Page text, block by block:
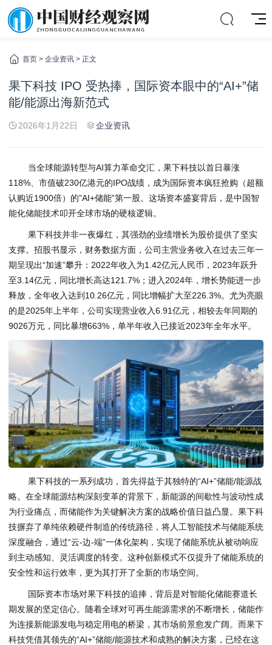
首页 > 企业资讯 > 正文
果下科技 IPO 受热捧，国际资本眼中的“AI+”储
能/能源出海新范式
2026年1月22日 企业资讯
当全球能源转型与AI算力革命交汇，果下科技以首日暴涨
118%、市值破230亿港元的IPO战绩，成为国际资本疯狂抢购（超额
认购近1900倍）的”AI+储能”第一股。这场资本盛宴背后，是中国智
能化储能技术叩开全球市场的硬核逻辑。
果下科技并非一夜爆红，其强劲的业绩增长为股价提供了坚实
支撑。招股书显示，财务数据方面，公司主营业务收入在过去三年一
期呈现出“加速”攀升：2022年收入为1.42亿元人民币，2023年跃升
至3.14亿元，同比增长高达121.7%；进入2024年，增长势能进一步
释放，全年收入达到10.26亿元，同比增幅扩大至226.3%。尤为亮眼
的是2025年上半年，公司实现营业收入6.91亿元，相较去年同期的
9026万元，同比暴增663%，单半年收入已接近2023年全年水平。
果下科技的一系列成功，首先得益于其独特的“AI+”储能/能源战
略。在全球能源结构深刻变革的背景下，新能源的间歇性与波动性成
为行业痛点，而储能作为关键解决方案的战略价值日益凸显。果下科
技摒弃了单纯依赖硬件制造的传统路径，将人工智能技术与储能系统
深度融合，通过“云-边-端”一体化架构，实现了储能系统从被动响应
到主动感知、灵活调度的转变。这种创新模式不仅提升了储能系统的
安全性和运行效率，更为其打开了全新的市场空间。
国际资本市场对果下科技的追捧，背后是对智能化储能赛道长
期发展的坚定信心。随着全球对可再生能源需求的不断增长，储能作
为连接新能源发电与稳定用电的桥梁，其市场前景愈发广阔。而果下
科技凭借其领先的“AI+”储能/能源技术和成熟的解决方案，已经在这